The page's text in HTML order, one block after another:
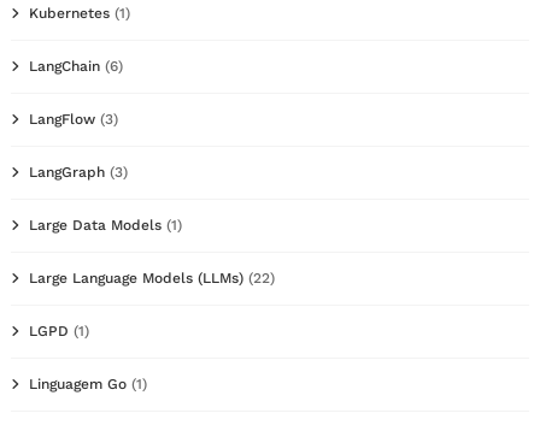
Kubernetes (1)
LangChain (6)
LangFlow (3)
LangGraph (3)
Large Data Models (1)
Large Language Models (LLMs) (22)
LGPD (1)
Linguagem Go (1)